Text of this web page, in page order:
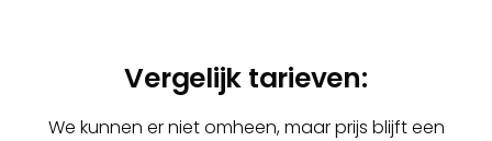
Vergelijk tarieven:
We kunnen er niet omheen, maar prijs blijft een